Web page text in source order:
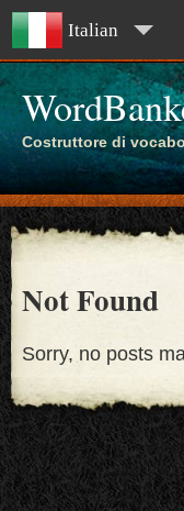
Italian
Costruttore di
Not Found
Sorry, no posts